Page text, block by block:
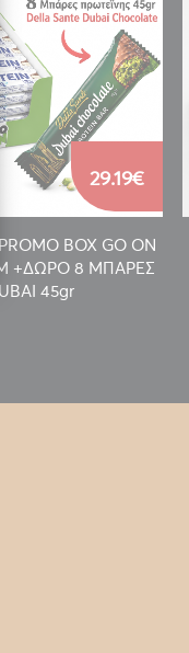
BOX GO ON
+ΔΩΡΟ 8 ΜΠΑΡΕΣ
45gr
29.19€